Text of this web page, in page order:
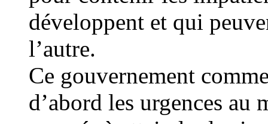
développent et qui
l’autre.
Ce gouvernement
d’abord les urgences au